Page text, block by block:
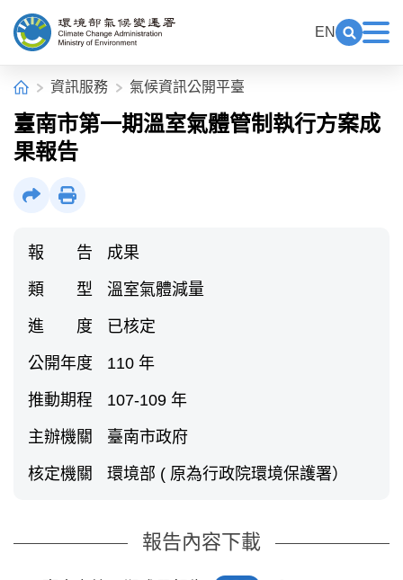
EN
首頁資訊服務 氣候資訊公開平臺
臺南市第一期溫室氣體管制執行方案成
果報告
報 告 成果
類 型 溫室氣體減量
進 度 已核定
公開年度 110 年
推動期程 107-109 年
主辦機關 臺南市政府
核定機關 環境部 ( 原為行政院環境保護署）
報告內容下載